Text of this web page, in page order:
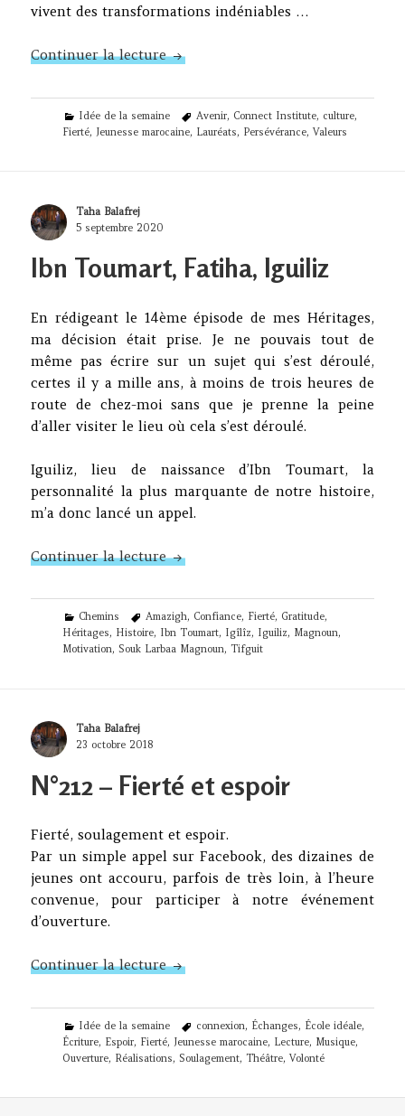
vivent des transformations indéniables …
Continuer la lectureN°302 – Ces jeunes qui se
Categories
Idée de la semaine Tags
Avenir, Connect Institute, culture,
Fierté, Jeunesse marocaine, Lauréats, Persévérance, Valeurs
Author
Taha Balafrej
Posted
5 septembre 2020
Ibn Toumart, Fatiha, Iguiliz
En rédigeant le 14ème épisode de mes Héritages,
ma décision était prise. Je ne pouvais tout de
même pas écrire sur un sujet qui s’est déroulé,
certes il y a mille ans, à moins de trois heures de
route de chez-moi sans que je prenne la peine
d’aller visiter le lieu où cela s’est déroulé.
Iguiliz, lieu de naissance d’Ibn Toumart, la
personnalité la plus marquante de notre histoire,
m’a donc lancé un appel.
Continuer la lectureIbn Toumart, Fatiha, Iguiliz
Categories
Chemins Tags
Amazigh, Confiance, Fierté, Gratitude,
Héritages, Histoire, Ibn Toumart, Igîlîz, Iguiliz, Magnoun,
Motivation, Souk Larbaa Magnoun, Tifguit
Author
Taha Balafrej
Posted
23 octobre 2018
N°212 – Fierté et espoir
Fierté, soulagement et espoir.
Par un simple appel sur Facebook, des dizaines de
jeunes ont accouru, parfois de très loin, à l’heure
convenue, pour participer à notre événement
d’ouverture.
Continuer la lectureN°212 – Fierté et espoir
Categories
Idée de la semaine Tags
connexion, Échanges, École idéale,
Écriture, Espoir, Fierté, Jeunesse marocaine, Lecture, Musique,
Ouverture, Réalisations, Soulagement, Théâtre, Volonté